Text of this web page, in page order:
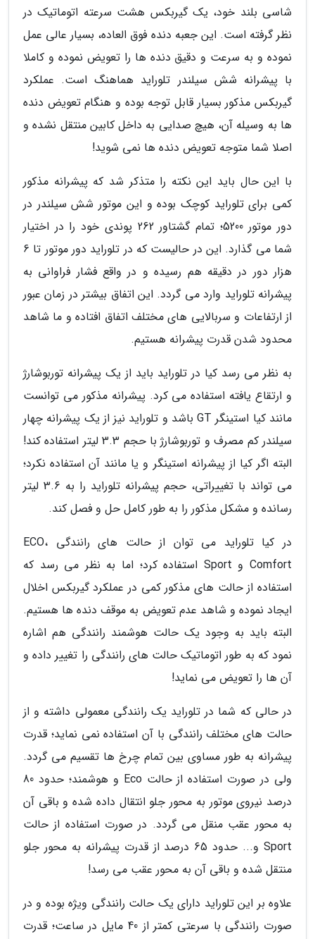
شاسی بلند خود، یک گیربکس هشت سرعته اتوماتیک در
نظر گرفته است. این جعبه دنده فوق العاده، بسیار عالی عمل
نموده و به سرعت و دقیق دنده ها را تعویض نموده و کاملا
با پیشرانه شش سیلندر تلوراید هماهنگ است. عملکرد
گیربکس مذکور بسیار قابل توجه بوده و هنگام تعویض دنده
ها به وسیله آن، هیچ صدایی به داخل کابین منتقل نشده و
اصلا شما متوجه تعویض دنده ها نمی شوید!
با این حال باید این نکته را متذکر شد که پیشرانه مذکور
کمی برای تلوراید کوچک بوده و این موتور شش سیلندر در
دور موتور 5200؛ تمام گشتاور 262 پوندی خود را در اختیار
شما می گذارد. این در حالیست که در تلوراید دور موتور تا 6
هزار دور در دقیقه هم رسیده و در واقع فشار فراوانی به
پیشرانه تلوراید وارد می گردد. این اتفاق بیشتر در زمان عبور
از ارتفاعات و سربالایی های مختلف اتفاق افتاده و ما شاهد
محدود شدن قدرت پیشرانه هستیم.
به نظر می رسد کیا در تلوراید باید از یک پیشرانه توربوشارژ
و ارتقاع یافته استفاده می کرد. پیشرانه مذکور می توانست
مانند کیا استینگر GT باشد و تلوراید نیز از یک پیشرانه چهار
سیلندر کم مصرف و توربوشارژ با حجم 3.3 لیتر استفاده کند!
البته اگر کیا از پیشرانه استینگر و یا مانند آن استفاده نکرد؛
می تواند با تغییراتی، حجم پیشرانه تلوراید را به 3.6 لیتر
رسانده و مشکل مذکور را به طور کامل حل و فصل کند.
در کیا تلوراید می توان از حالت های رانندگی ECO،
Comfort و Sport استفاده کرد؛ اما به نظر می رسد که
استفاده از حالت های مذکور کمی در عملکرد گیربکس اخلال
ایجاد نموده و شاهد عدم تعویض به موقف دنده ها هستیم.
البته باید به وجود یک حالت هوشمند رانندگی هم اشاره
نمود که به طور اتوماتیک حالت های رانندگی را تغییر داده و
آن ها را تعویض می نماید!
در حالی که شما در تلوراید یک رانندگی معمولی داشته و از
حالت های مختلف رانندگی با آن استفاده نمی نماید؛ قدرت
پیشرانه به طور مساوی بین تمام چرخ ها تقسیم می گردد.
ولی در صورت استفاده از حالت Eco و هوشمند؛ حدود 80
درصد نیروی موتور به محور جلو انتقال داده شده و باقی آن
به محور عقب منقل می گردد. در صورت استفاده از حالت
Sport و... حدود 65 درصد از قدرت پیشرانه به محور جلو
منتقل شده و باقی آن به محور عقب می رسد!
علاوه بر این تلوراید دارای یک حالت رانندگی ویژه بوده و در
صورت رانندگی با سرعتی کمتر از 40 مایل در ساعت؛ قدرت